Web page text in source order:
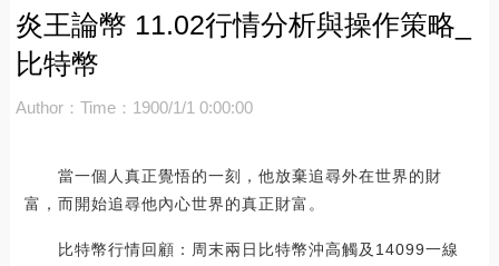
炎王論幣 11.02行情分析與操作策略_
比特幣
Author： Time：1900/1/1 0:00:00
當一個人真正覺悟的一刻，他放棄追尋外在世界的財
富，而開始追尋他內心世界的真正財富。
比特幣行情回顧：周末兩日比特幣沖高觸及14099一線